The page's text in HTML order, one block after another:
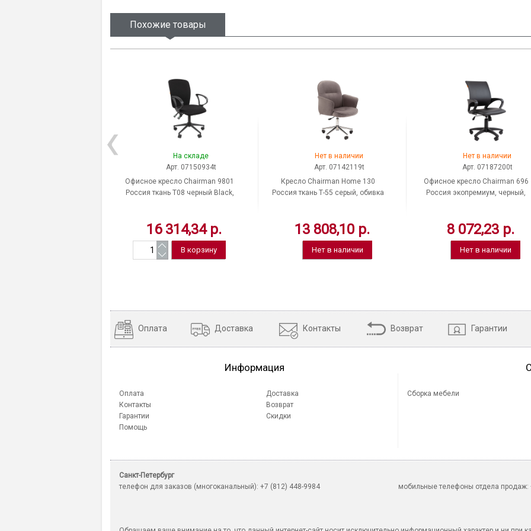
Похожие товары
На складе
Арт. 07150934t
Офисное кресло Chairman 9801
Россия ткань T08 черный Black,
16 314,34 р.
Нет в наличии
Арт. 07142119t
Кресло Chairman Home 130
Россия ткань Т-55 серый, обивка
13 808,10 р.
Нет в наличии
Нет в наличии
Арт. 07187200t
Офисное кресло Chairman 696
Россия экопремиум, черный,
8 072,23 р.
Нет в наличии
Оплата Доставка Контакты Возврат Гарантии
Информация
Оплата
Контакты
Гарантии
Помощь
Доставка
Возврат
Скидки
Сборка мебели
Санкт-Петербург
телефон для заказов (многоканальный): +7 (812) 448-9984
мобильные телефоны отдела продаж: